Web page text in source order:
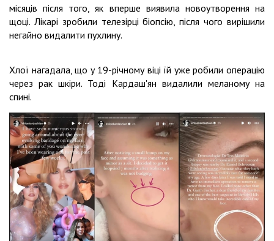
місяців після того, як вперше виявила новоутворення на
щоці. Лікарі зробили телезірці біопсію, після чого вирішили
негайно видалити пухлину.
Хлої нагадала, що у 19-річному віці їй уже робили операцію
через рак шкіри. Тоді Кардаш'ян видалили меланому на
спині.